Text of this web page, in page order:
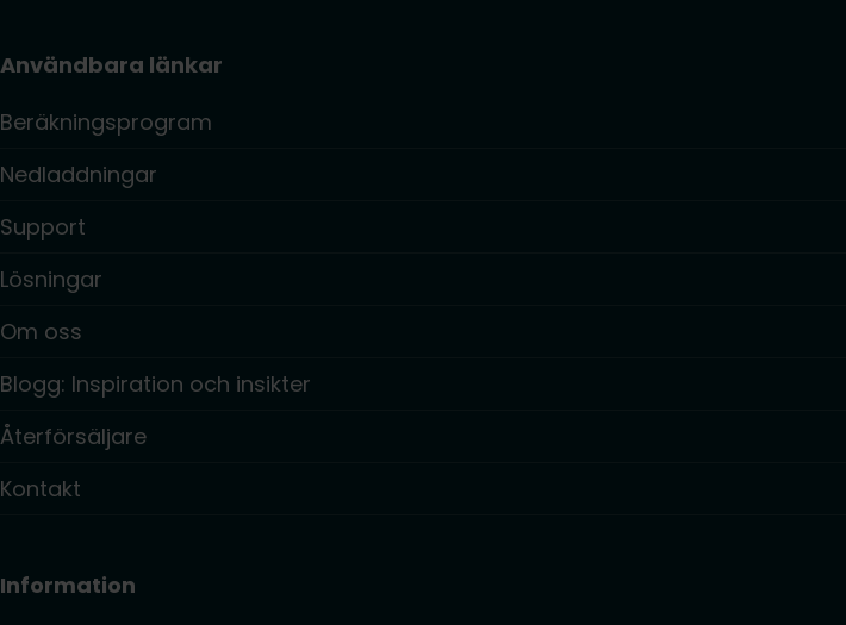
Användbara länkar
Beräkningsprogram
Nedladdningar
Support
Lösningar
Om oss
Blogg: Inspiration och insikter
Återförsäljare
Kontakt
Information